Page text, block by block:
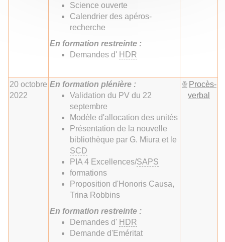
Science ouverte
Calendrier des apéros-
recherche
En formation restreinte :
Demandes d' HDR
20 octobre
2022
En formation plénière :
Validation du PV du 22
septembre
Modèle d'allocation des unités
Présentation de la nouvelle
bibliothèque par G. Miura et le
SCD
PIA 4 Excellences/SAPS
formations
Proposition d'Honoris Causa,
Trina Robbins
En formation restreinte :
Demandes d' HDR
Demande d'Eméritat
Procès-
verbal